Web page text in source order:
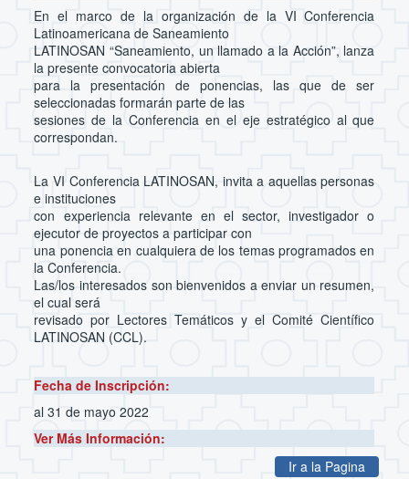
En el marco de la organización de la VI Conferencia
Latinoamericana de Saneamiento
LATINOSAN “Saneamiento, un llamado a la Acción”, lanza
la presente convocatoria abierta
para la presentación de ponencias, las que de ser
seleccionadas formarán parte de las
sesiones de la Conferencia en el eje estratégico al que
correspondan.
La VI Conferencia LATINOSAN, invita a aquellas personas
e instituciones
con experiencia relevante en el sector, investigador o
ejecutor de proyectos a participar con
una ponencia en cualquiera de los temas programados en
la Conferencia.
Las/los interesados son bienvenidos a enviar un resumen,
el cual será
revisado por Lectores Temáticos y el Comité Científico
LATINOSAN (CCL).
Fecha de Inscripción:
al 31 de mayo 2022
Ver Más Información:
Ir a la Pagina